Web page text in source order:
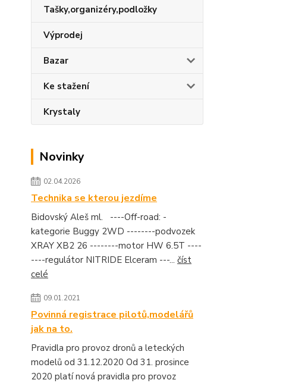
Tašky,organizéry,podložky
Výprodej
Bazar
Ke stažení
Krystaly
Novinky
02.04.2026
Technika se kterou jezdíme
Bidovský Aleš ml. ----Off-road: -
kategorie Buggy 2WD --------podvozek
XRAY XB2 26 --------motor HW 6.5T ----
----regulátor NITRIDE Elceram ---... číst
celé
09.01.2021
Povinná registrace pilotů,modelářů
jak na to.
Pravidla pro provoz dronů a leteckých
modelů od 31.12.2020 Od 31. prosince
2020 platí nová pravidla pro provoz